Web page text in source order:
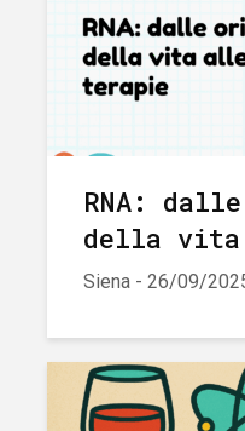
RNA:
della
Siena - 26/09/